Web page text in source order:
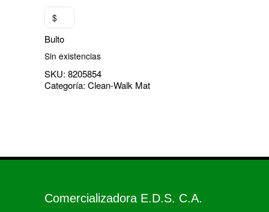
$
Bulto
Sin existencias
SKU: 8205854
Categoría: Clean-Walk Mat
Comercializadora E.D.S. C.A.